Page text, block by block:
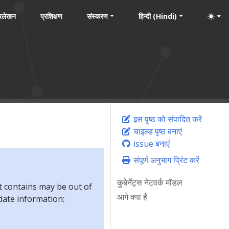
प्रशिक्षण संस्करण हिन्दी (Hindi)
इस पृष्ठ को संपादित करें
चाइल्ड पृष्ठ बनाएं
issue बनाएं
संपूर्ण अनुभाग प्रिंट करें
कुबेर्नेट्स नेटवर्क मॉडल
आगे क्या है
may be out of
information: